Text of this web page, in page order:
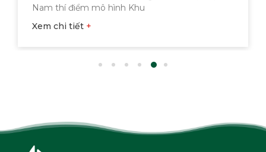
Nam thí điểm mô hình Khu
Xem chi tiết